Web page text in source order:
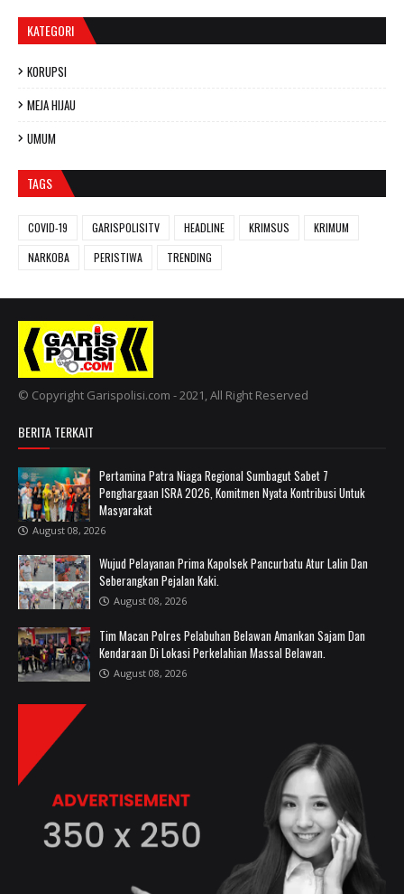
KATEGORI
KORUPSI
MEJA HIJAU
UMUM
TAGS
COVID-19 GARISPOLISITV HEADLINE KRIMSUS
KRIMUM
NARKOBA
PERISTIWA TRENDING
© Copyright Garispolisi.com - 2021, All Right Reserved
BERITA TERKAIT
Pertamina Patra Niaga Regional Sumbagut Sabet 7
Penghargaan ISRA 2026, Komitmen Nyata Kontribusi Untuk
Masyarakat
August 08, 2026
Wujud Pelayanan Prima Kapolsek Pancurbatu Atur Lalin Dan
Seberangkan Pejalan Kaki.
August 08, 2026
Tim Macan Polres Pelabuhan Belawan Amankan Sajam Dan
Kendaraan Di Lokasi Perkelahian Massal Belawan.
August 08, 2026